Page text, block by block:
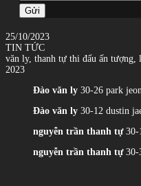
Gửi
25/10/2023
TIN TỨC
văn ly, thanh tự thi đấu ấn tượng,
2023
Đào văn ly 30-26 park
Đào văn ly 30-12 dustin
nguyễn trần thanh tự30-
nguyễn trần thanh tự30-